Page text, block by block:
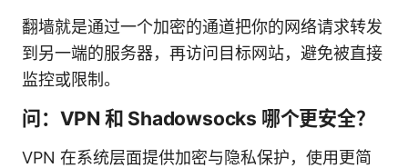
翻墙就是通过一个加密的通道把你的网络请求转发
到另一端的服务器，再访问目标网站，避免被直接
监控或限制。
问：VPN 和 Shadowsocks 哪个更安全？
VPN 在系统层面提供加密与隐私保护，使用更简